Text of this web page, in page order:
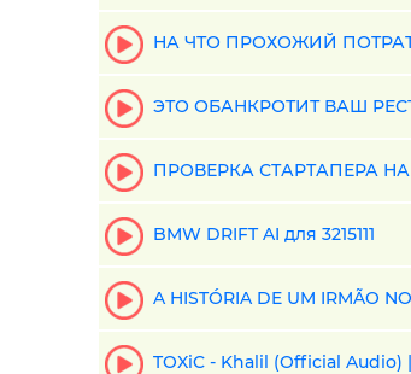
НА ЧТО ПРОХОЖИЙ
ЭТО ОБАНКРОТИТ ВАШ
ПРОВЕРКА СТАРТАПЕРА НА
BMW DRIFT AI для 3215111
A HISTÓRIA DE UM IRMÃO